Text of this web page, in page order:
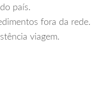
país.
fora da rede.
viagem.